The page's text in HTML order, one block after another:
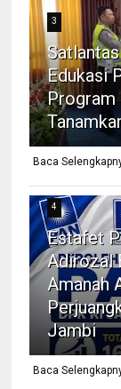
3
Edukasi
Program
Baca
4
Estafet
Adirozal
Amanah
Jambi
Baca